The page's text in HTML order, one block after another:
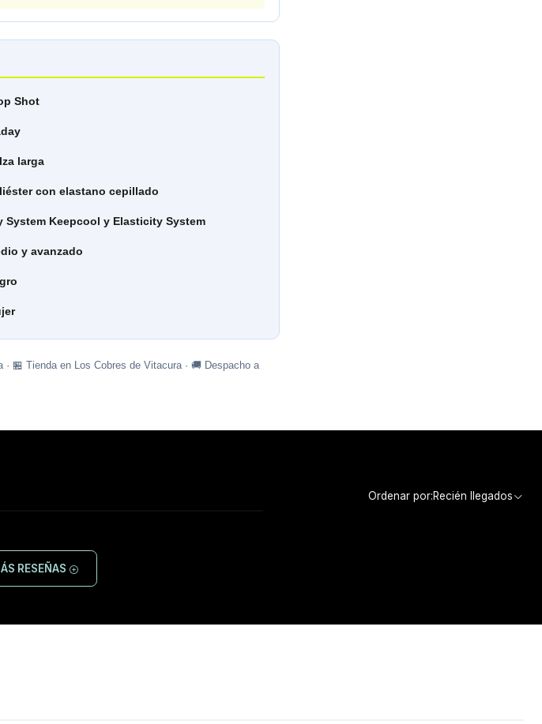
Shot
larga
con elastano cepillado
System Keepcool y Elasticity System
y avanzado
🏪 Tienda en Los Cobres de Vitacura · 🚚 Despacho a
Ordenar por:Recién llegados
RESEÑAS